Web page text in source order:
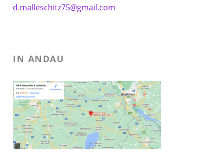
d.malleschitz75@gmail.com
IN ANDAU